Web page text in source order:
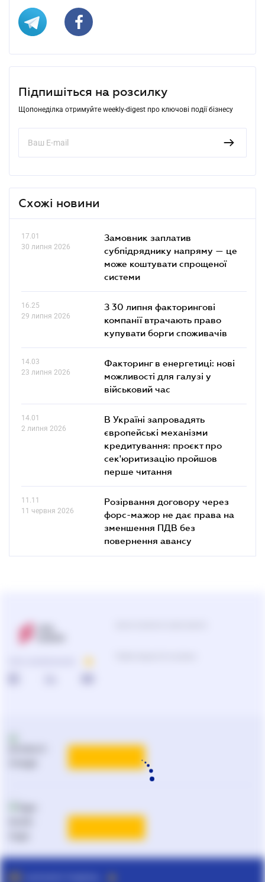
Підпишіться на розсилку
Щопонеділка отримуйте weekly-digest про ключові події бізнесу
Схожі новини
17.01
30 липня 2026
Замовник заплатив
субпідряднику напряму — це
може коштувати спрощеної
системи
16.25
29 липня 2026
З 30 липня факторингові
компанії втрачають право
купувати борги споживачів
14.03
23 липня 2026
Факторинг в енергетиці: нові
можливості для галузі у
військовий час
14.01
2 липня 2026
В Україні запровадять
європейські механізми
кредитування: проєкт про
сек'юритизацію пройшов
перше читання
11.11
11 червня 2026
Розірвання договору через
форс-мажор не дає права на
зменшення ПДВ без
повернення авансу